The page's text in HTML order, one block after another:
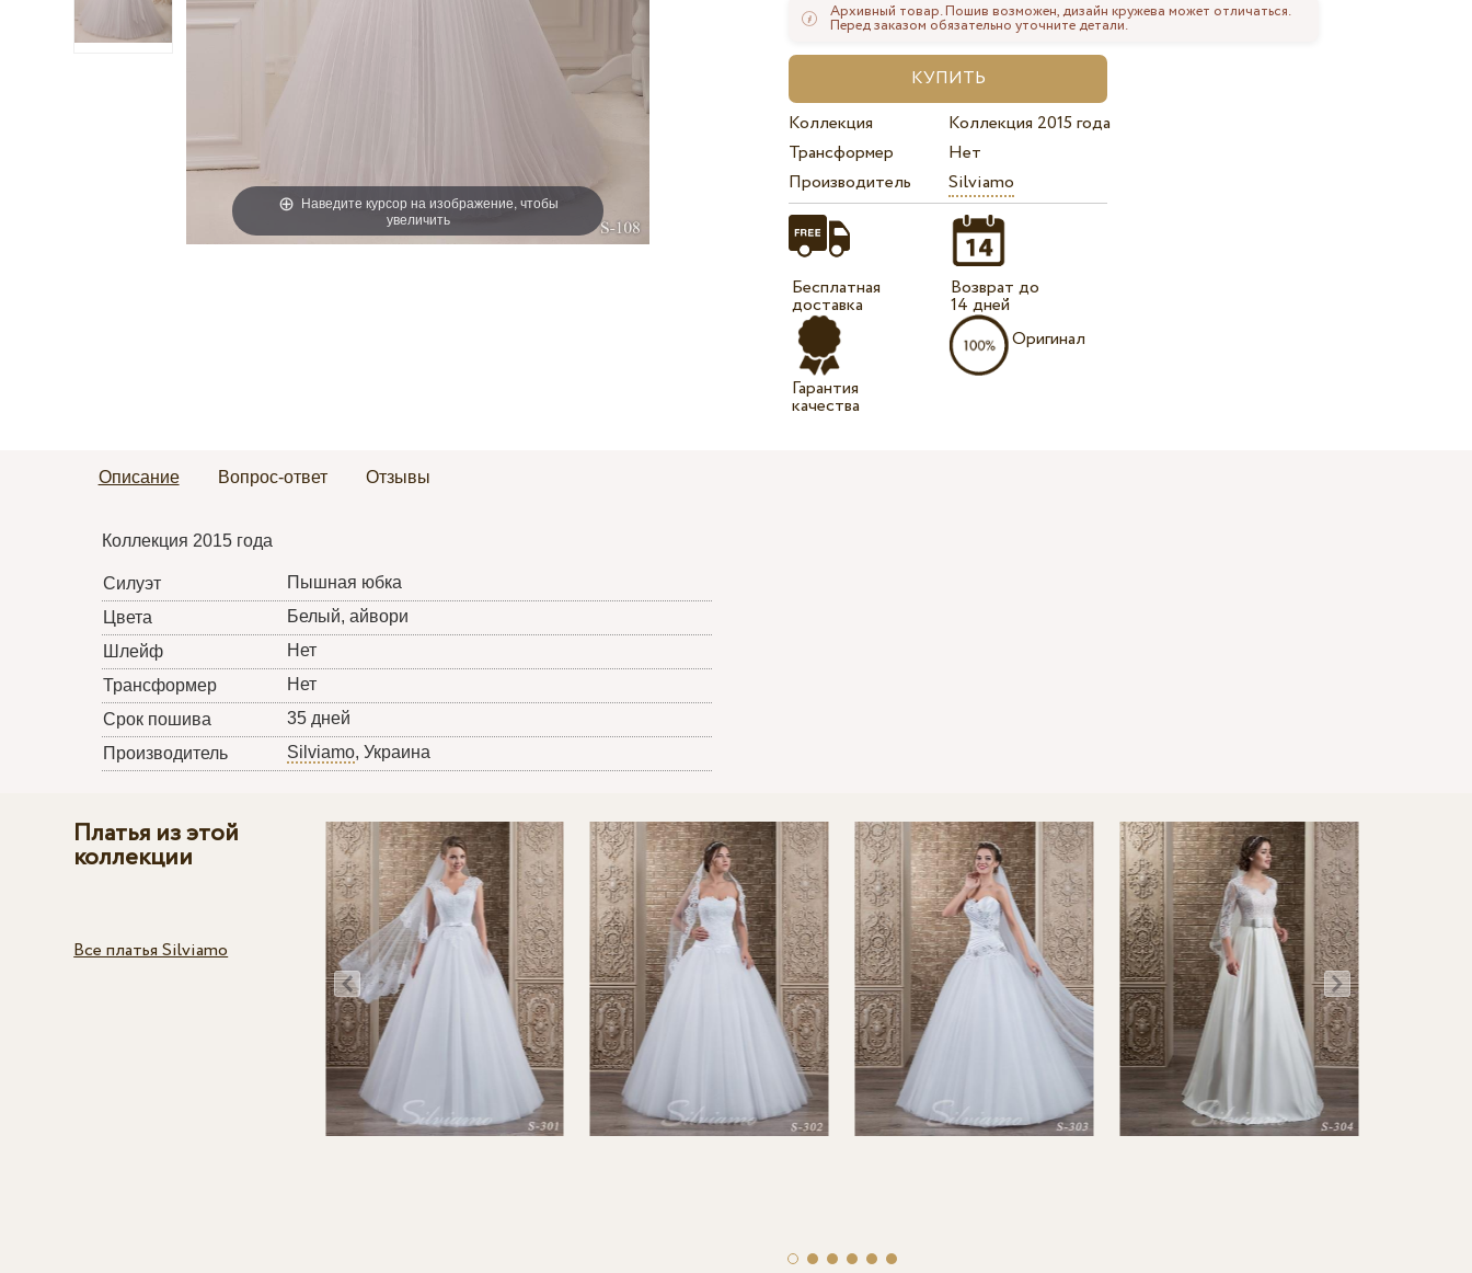
Наведите курсор на изображение, чтобы
увеличить
Архивный товар. Пошив возможен, дизайн кружева может отличаться.
Перед заказом обязательно уточните детали.
Коллекция
Коллекция 2015 года
Трансформер
Нет
Производитель
Silviamo
Бесплатная
доставка
Гарантия
качества
Возврат до
14 дней
Оригинал
Описание Вопрос-ответ Отзывы
Коллекция 2015 года
Силуэт
Пышная юбка
Цвета
Белый, айвори
Шлейф
Нет
Трансформер
Нет
Срок пошива
35 дней
Производитель
Silviamo, Украина
Платья из этой
коллекции
Все платья Silviamo